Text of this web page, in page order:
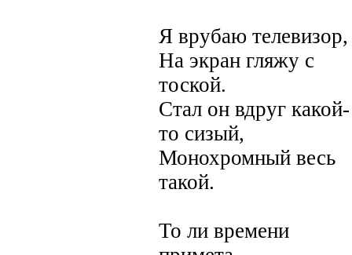
Я врубаю телевизор,
На экран гляжу с
тоской.
Стал он вдруг какой-
то сизый,
Монохромный весь
такой.
То ли времени